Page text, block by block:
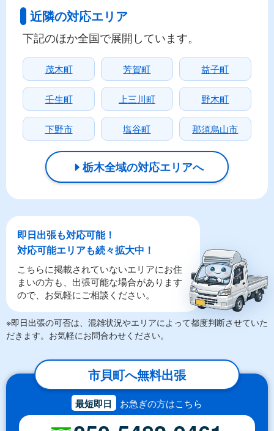
近隣の対応エリア
下記のほか全国で展開しています。
茂木町 芳賀町 益子町
壬生町 上三川町 野木町
下野市 塩谷町 那須烏山市
栃木全域の対応エリアへ
即日出張も対応可能！
対応可能エリアも続々拡大中！
こちらに掲載されていないエリアにお住
まいの方も、出張可能な場合があります
ので、お気軽にご相談ください。
※即日出張の可否は、混雑状況やエリアによって都度判断させていた
だきます。お気軽にお問合わせください。
市貝町へ無料出張
最短即日 お急ぎの方はこちら